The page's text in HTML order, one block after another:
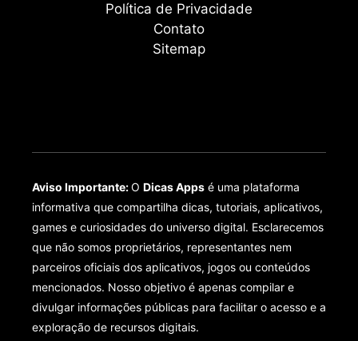
Política de Privacidade
Contato
Sitemap
Aviso Importante:O Dicas Apps é uma plataforma
informativa que compartilha dicas, tutoriais, aplicativos,
games e curiosidades do universo digital. Esclarecemos
que não somos proprietários, representantes nem
parceiros oficiais dos aplicativos, jogos ou conteúdos
mencionados. Nosso objetivo é apenas compilar e
divulgar informações públicas para facilitar o acesso e a
exploração de recursos digitais.